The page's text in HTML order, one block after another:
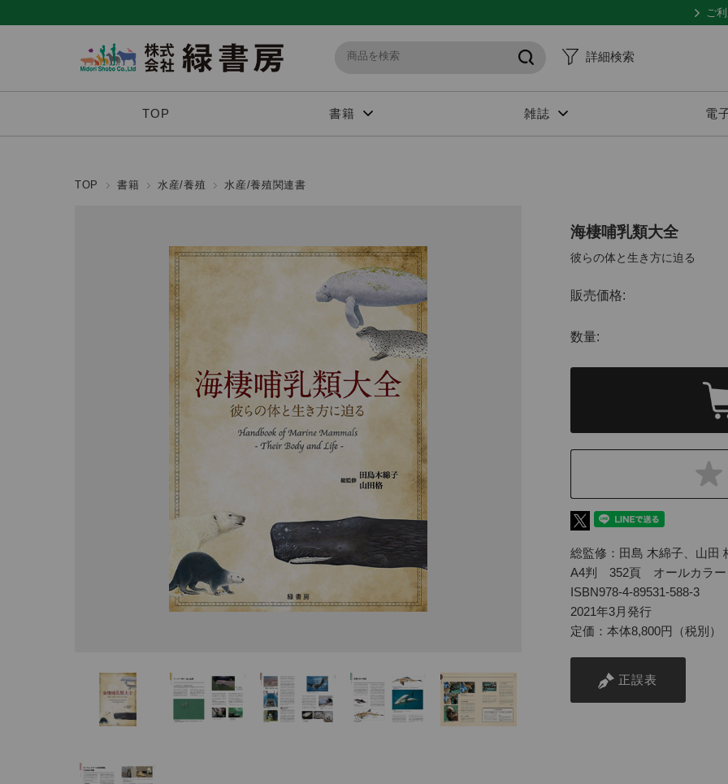
ご
詳細検索
TOP 書籍 雑誌 電
TOP 書籍 水産/養殖 水産/養殖関連書
海棲哺乳類大全
彼らの体と生き方に迫る
販売価格:
数量:
総監修：田島 木綿子、山田
A4判 352頁 オールカラー
ISBN978-4-89531-588-3
2021年3月発行
定価：本体8,800円（税別）
正誤表